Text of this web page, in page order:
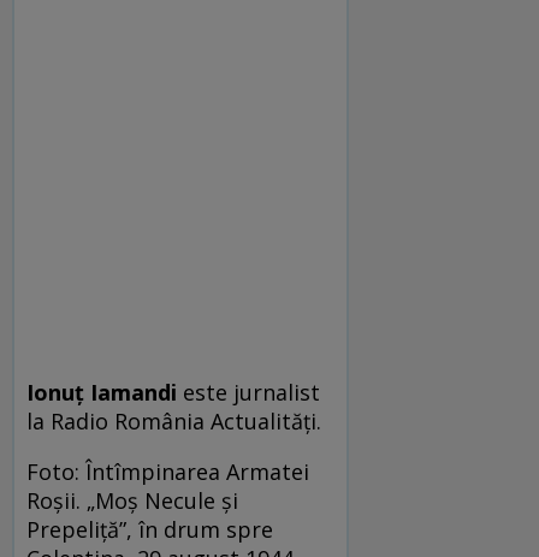
Ionuţ Iamandi este jurnalist
la Radio România Actualităţi.
Foto: Întîmpinarea Armatei
Roşii. „Moş Necule şi
Prepeliţă”, în drum spre